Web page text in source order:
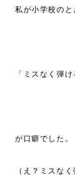
私が小学校のと
「ミスなく弾
が口癖でした。
（え？ミスな